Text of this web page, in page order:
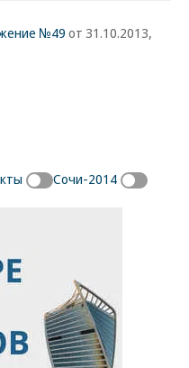
№49 от 31.10.2013,
Сочи-2014